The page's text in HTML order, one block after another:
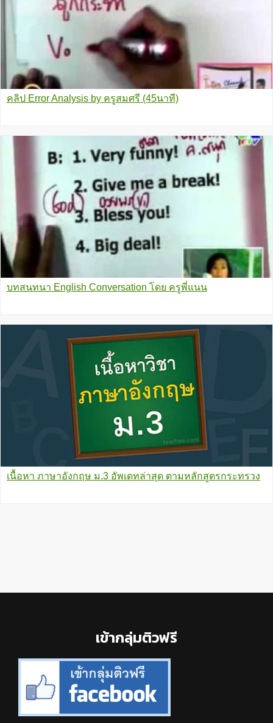
คลิป Error Analysis by ครูสมศรี (45นาที)
บทสนทนา English Conversation โดย ครูพี่แนน
เนื้อหา ภาษาอังกฤษ ม.3 อัพเดทล่าสุด ตามหลักสูตรกระทรวง
เข้ากลุ่มติวฟรี